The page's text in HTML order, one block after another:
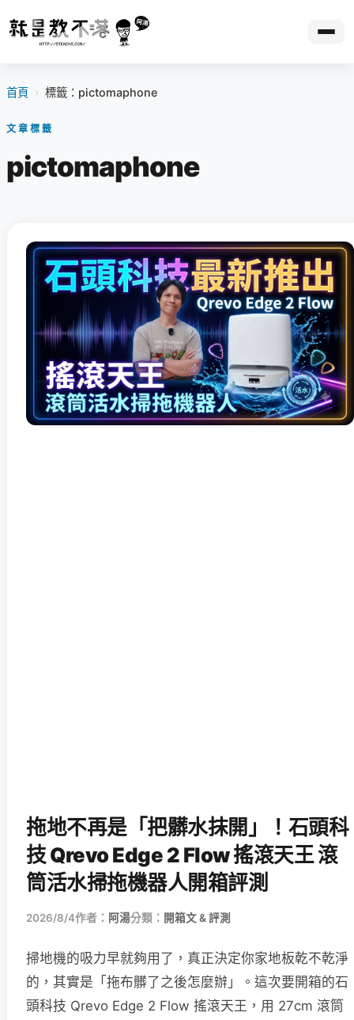
首頁 › 標籤：pictomaphone
文章標籤
pictomaphone
拖地不再是「把髒水抹開」！石頭科
技 Qrevo Edge 2 Flow 搖滾天王 滾
筒活水掃拖機器人開箱評測
2026/8/4作者： 阿湯分類： 開箱文 & 評測
掃地機的吸力早就夠用了，真正決定你家地板乾不乾淨
的，其實是「拖布髒了之後怎麼辦」。這次要開箱的石
頭科技 Qrevo Edge 2 Flow 搖滾天王，用 27cm 滾筒